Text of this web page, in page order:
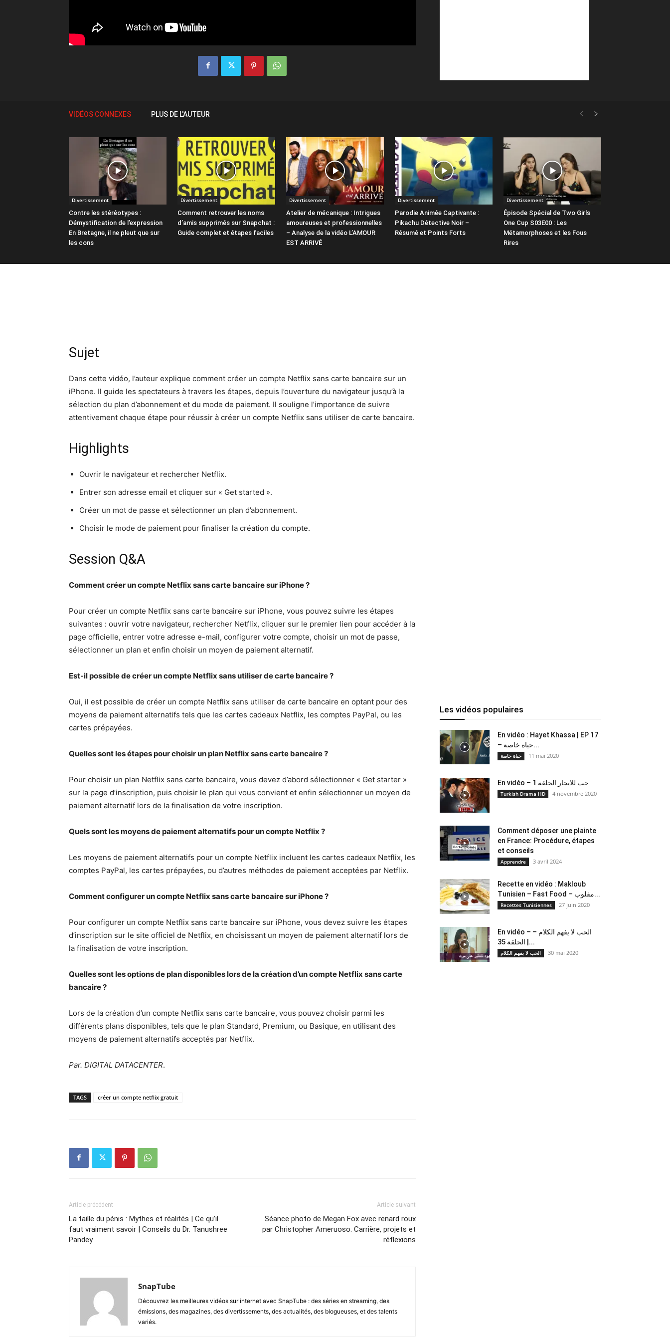
VIDÉOS CONNEXES PLUS DE L'AUTEUR
Divertissement
Contre les stéréotypes :
Démystification de l’expression
En Bretagne, il ne pleut que sur
les cons
Divertissement
Comment retrouver les noms
d’amis supprimés sur Snapchat :
Guide complet et étapes faciles
Divertissement
Atelier de mécanique : Intrigues
amoureuses et professionnelles
– Analyse de la vidéo L’AMOUR
EST ARRIVÉ
Divertissement
Parodie Animée Captivante :
Pikachu Détective Noir –
Résumé et Points Forts
Divertissement
Épisode Spécial de Two Girls
One Cup S03E00 : Les
Métamorphoses et les Fous
Rires
Sujet
Dans cette vidéo, l’auteur explique comment créer un compte Netflix sans carte bancaire sur un
iPhone. Il guide les spectateurs à travers les étapes, depuis l’ouverture du navigateur jusqu’à la
sélection du plan d’abonnement et du mode de paiement. Il souligne l’importance de suivre
attentivement chaque étape pour réussir à créer un compte Netflix sans utiliser de carte bancaire.
Highlights
Ouvrir le navigateur et rechercher Netflix.
Entrer son adresse email et cliquer sur « Get started ».
Créer un mot de passe et sélectionner un plan d’abonnement.
Choisir le mode de paiement pour finaliser la création du compte.
Session Q&A
Comment créer un compte Netflix sans carte bancaire sur iPhone ?
Pour créer un compte Netflix sans carte bancaire sur iPhone, vous pouvez suivre les étapes
suivantes : ouvrir votre navigateur, rechercher Netflix, cliquer sur le premier lien pour accéder à la
page officielle, entrer votre adresse e-mail, configurer votre compte, choisir un mot de passe,
sélectionner un plan et enfin choisir un moyen de paiement alternatif.
Est-il possible de créer un compte Netflix sans utiliser de carte bancaire ?
Oui, il est possible de créer un compte Netflix sans utiliser de carte bancaire en optant pour des
moyens de paiement alternatifs tels que les cartes cadeaux Netflix, les comptes PayPal, ou les
cartes prépayées.
Quelles sont les étapes pour choisir un plan Netflix sans carte bancaire ?
Pour choisir un plan Netflix sans carte bancaire, vous devez d’abord sélectionner « Get starter »
sur la page d’inscription, puis choisir le plan qui vous convient et enfin sélectionner un moyen de
paiement alternatif lors de la finalisation de votre inscription.
Quels sont les moyens de paiement alternatifs pour un compte Netflix ?
Les moyens de paiement alternatifs pour un compte Netflix incluent les cartes cadeaux Netflix, les
comptes PayPal, les cartes prépayées, ou d’autres méthodes de paiement acceptées par Netflix.
Comment configurer un compte Netflix sans carte bancaire sur iPhone ?
Pour configurer un compte Netflix sans carte bancaire sur iPhone, vous devez suivre les étapes
d’inscription sur le site officiel de Netflix, en choisissant un moyen de paiement alternatif lors de
la finalisation de votre inscription.
Quelles sont les options de plan disponibles lors de la création d’un compte Netflix sans carte
bancaire ?
Lors de la création d’un compte Netflix sans carte bancaire, vous pouvez choisir parmi les
différents plans disponibles, tels que le plan Standard, Premium, ou Basique, en utilisant des
moyens de paiement alternatifs acceptés par Netflix.
Par. DIGITAL DATACENTER.
TAGS créer un compte netflix gratuit
Article précédent
La taille du pénis : Mythes et réalités | Ce qu’il
faut vraiment savoir | Conseils du Dr. Tanushree
Pandey
Article suivant
Séance photo de Megan Fox avec renard roux
par Christopher Ameruoso: Carrière, projets et
réflexions
SnapTube
Découvrez les meilleures vidéos sur internet avec SnapTube : des séries en streaming, des
émissions, des magazines, des divertissements, des actualités, des blogueuses, et des talents
variés.
Les vidéos populaires
En vidéo : Hayet Khassa | EP 17
– حياة خاصة...
حياة خاصة 11 mai 2020
En vidéo – حب للايجار الحلقة 1
Turkish Drama HD 4 novembre 2020
Comment déposer une plainte
en France: Procédure, étapes
et conseils
Apprendre 3 avril 2024
Recette en vidéo : Makloub
Tunisien – Fast Food – مقلوب...
Recettes Tunisiennes 27 juin 2020
En vidéo – الحب لا يفهم الكلام –
الحلقة 35 |...
الحب لا يفهم الكلام 30 mai 2020